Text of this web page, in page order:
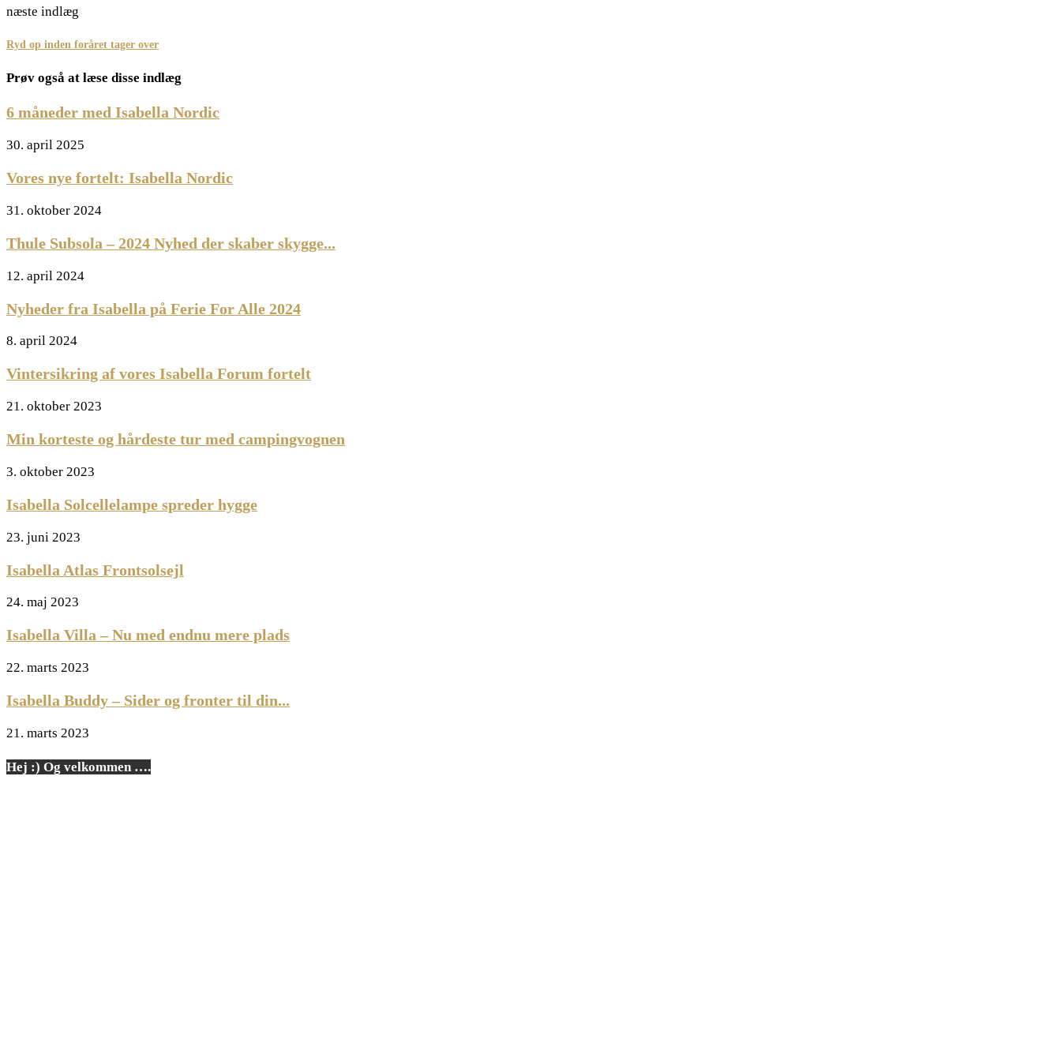
næste indlæg
Ryd op inden foråret tager over
Prøv også at læse disse indlæg
6 måneder med Isabella Nordic
30. april 2025
Vores nye fortelt: Isabella Nordic
31. oktober 2024
Thule Subsola – 2024 Nyhed der skaber skygge...
12. april 2024
Nyheder fra Isabella på Ferie For Alle 2024
8. april 2024
Vintersikring af vores Isabella Forum fortelt
21. oktober 2023
Min korteste og hårdeste tur med campingvognen
3. oktober 2023
Isabella Solcellelampe spreder hygge
23. juni 2023
Isabella Atlas Frontsolsejl
24. maj 2023
Isabella Villa – Nu med endnu mere plads
22. marts 2023
Isabella Buddy – Sider og fronter til din...
21. marts 2023
Hej :) Og velkommen ….